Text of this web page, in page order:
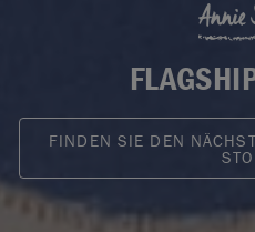
FINDEN SIE DEN